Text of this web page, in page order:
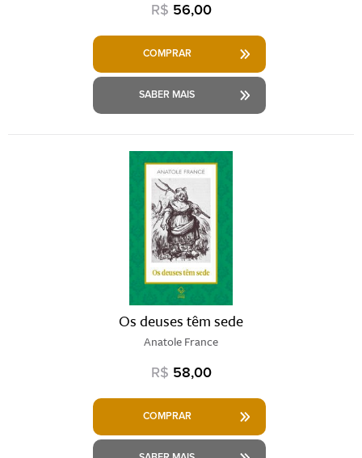
R$ 56,00
COMPRAR
SABER MAIS
Os deuses têm sede
Anatole France
R$ 58,00
COMPRAR